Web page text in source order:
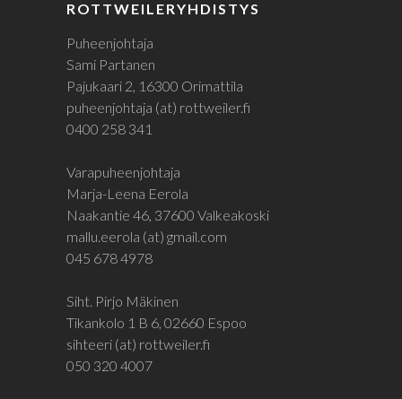
ROTTWEILERYHDISTYS
Puheenjohtaja
Sami Partanen
Pajukaari 2, 16300 Orimattila
puheenjohtaja (at) rottweiler.fi
0400 258 341
Varapuheenjohtaja
Marja-Leena Eerola
Naakantie 46, 37600 Valkeakoski
mallu.eerola (at) gmail.com
045 678 4978
Siht. Pirjo Mäkinen
Tikankolo 1 B 6, 02660 Espoo
sihteeri (at) rottweiler.fi
050 320 4007